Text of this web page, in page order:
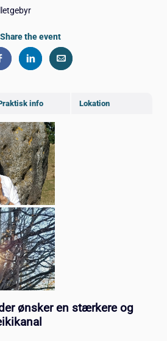
info Lokation
ønsker en stærkere og
Share the event